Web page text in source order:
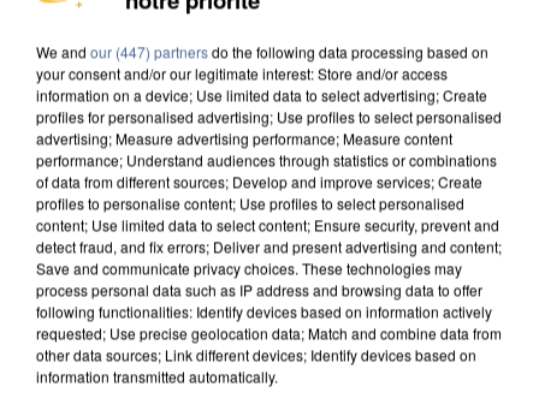
DE SOLIDARITÉ AVEC LES...
We and our (447) partnersdo the following data processing based on
your consent and/or our legitimate interest: Store and/or access
information on a device; Use limited data to select advertising; Create
profiles for personalised advertising; Use profiles to select personalised
advertising; Measure advertising performance; Measure content
performance; Understand audiences through statistics or combinations
of data from different sources; Develop and improve services; Create
profiles to personalise content; Use profiles to select personalised
content; Use limited data to select content; Ensure security, prevent and
detect fraud, and fix errors; Deliver and present advertising and content;
Save and communicate privacy choices. These technologies may
process personal data such as IP address and browsing data to offer
following functionalities: Identify devices based on information actively
requested; Use precise geolocation data; Match and combine data from
other data sources; Link different devices; Identify devices based on
information transmitted automatically.